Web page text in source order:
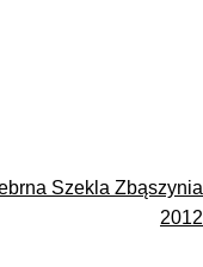
Szekla Zbąszynia
2012